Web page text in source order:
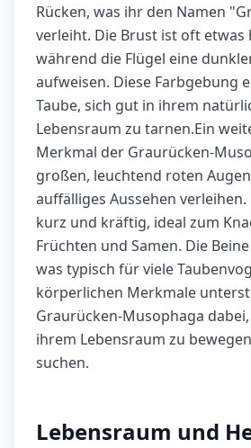
Rücken, was ihr den Namen
verleiht. Die Brust ist oft etwas
während die Flügel eine
aufweisen. Diese Farbgebung
Taube, sich gut in ihrem
Lebensraum zu tarnen.Ein
Merkmal der Graurücken-
großen, leuchtend roten
auffälliges Aussehen
kurz und kräftig, ideal zum
Früchten und Samen. Die
was typisch für viele
körperlichen Merkmale
Graurücken-Musophaga
ihrem Lebensraum zu
suchen.
Lebensraum und